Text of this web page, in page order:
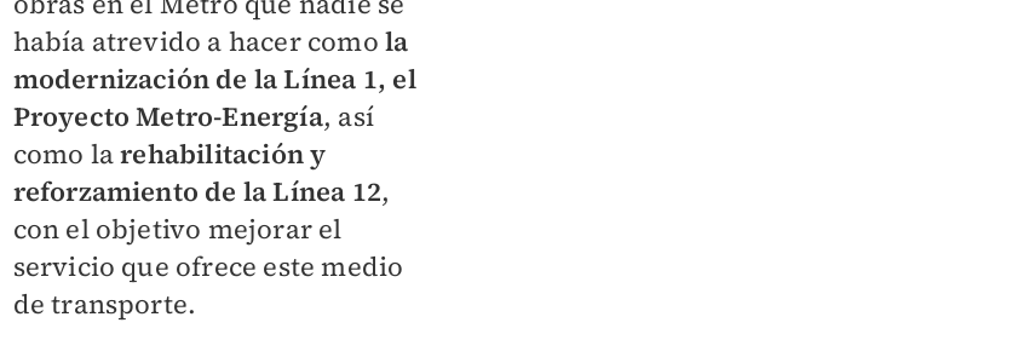
había atrevido a hacer comola
modernización de la Línea 1, el
Proyecto Metro-Energía, así
como larehabilitación y
reforzamiento de la Línea 12,
con el objetivo mejorar el
servicio que ofrece este medio
de transporte.